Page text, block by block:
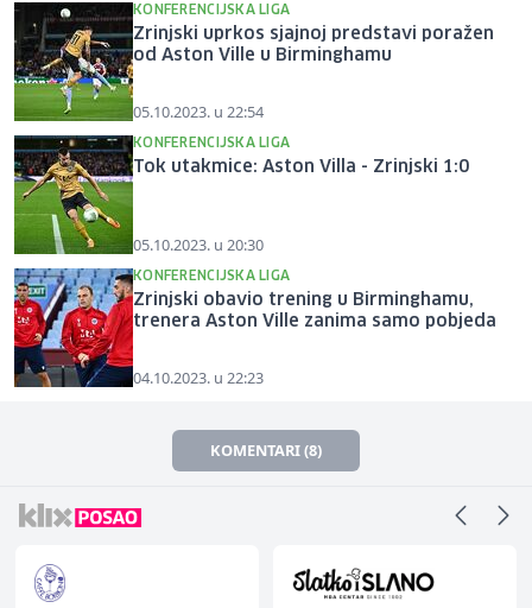
KONFERENCIJSKA LIGA
Zrinjski uprkos sjajnoj predstavi poražen
od Aston Ville u Birminghamu
05.10.2023. u 22:54
KONFERENCIJSKA LIGA
Tok utakmice: Aston Villa - Zrinjski 1:0
05.10.2023. u 20:30
KONFERENCIJSKA LIGA
Zrinjski obavio trening u Birminghamu,
trenera Aston Ville zanima samo pobjeda
04.10.2023. u 22:23
KOMENTARI (8)